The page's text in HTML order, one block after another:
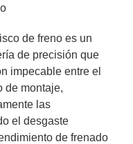
de freno es un
de precisión que
impecable entre el
de montaje,
las
el desgaste
de frenado